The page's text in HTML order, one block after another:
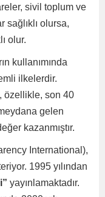
sivil toplum ve
sağlıklı olursa,
olur.
kullanımında
ilkelerdir.
özellikle, son 40
gelen
kazanmıştır.
International),
1995 yılından
yayınlamaktadır.